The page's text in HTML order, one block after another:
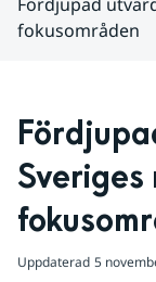
fokusområden
Sveriges
Uppdaterad 5